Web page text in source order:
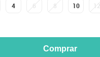
4 6 8 10
Comprar